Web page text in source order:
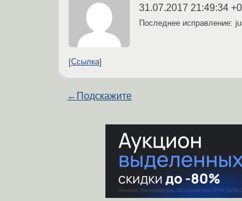
31.07.2017 21:49:34
Последнее исправление:
Ссылка
← Подскажите